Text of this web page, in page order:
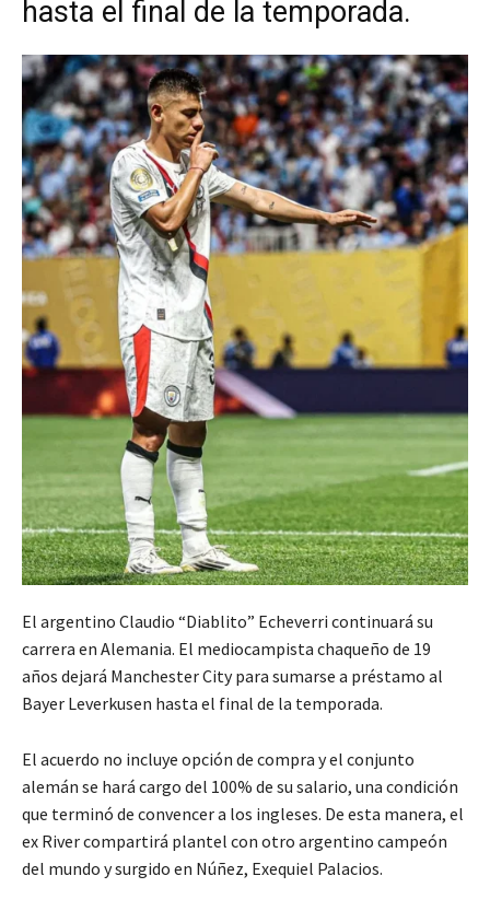
hasta el final de la temporada.
El argentino Claudio “Diablito” Echeverri continuará su
carrera en Alemania. El mediocampista chaqueño de 19
años dejará Manchester City para sumarse a préstamo al
Bayer Leverkusen hasta el final de la temporada.
El acuerdo no incluye opción de compra y el conjunto
alemán se hará cargo del 100% de su salario, una condición
que terminó de convencer a los ingleses. De esta manera, el
ex River compartirá plantel con otro argentino campeón
del mundo y surgido en Núñez, Exequiel Palacios.